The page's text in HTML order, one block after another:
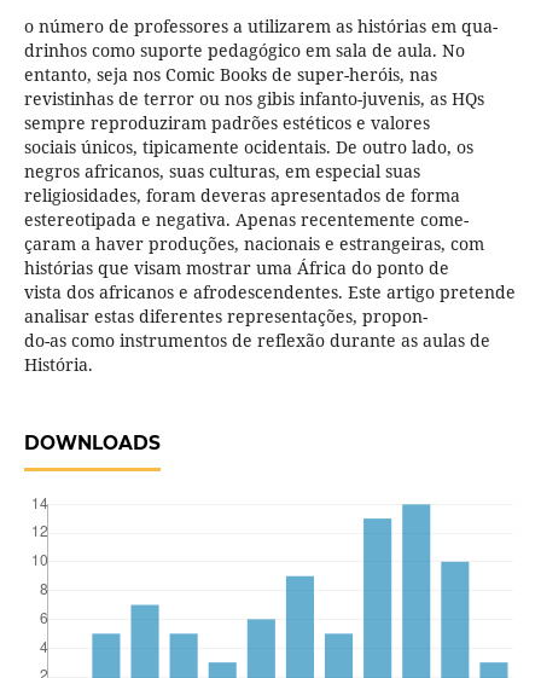
o número de professores a utilizarem as histórias em qua-
drinhos como suporte pedagógico em sala de aula. No
entanto, seja nos Comic Books de super-heróis, nas
revistinhas de terror ou nos gibis infanto-juvenis, as HQs
sempre reproduziram padrões estéticos e valores
sociais únicos, tipicamente ocidentais. De outro lado, os
negros africanos, suas culturas, em especial suas
religiosidades, foram deveras apresentados de forma
estereotipada e negativa. Apenas recentemente come-
çaram a haver produções, nacionais e estrangeiras, com
histórias que visam mostrar uma África do ponto de
vista dos africanos e afrodescendentes. Este artigo pretende
analisar estas diferentes representações, propon-
do-as como instrumentos de reflexão durante as aulas de
História.
DOWNLOADS